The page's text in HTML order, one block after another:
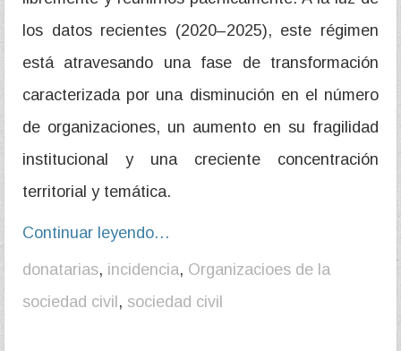
los datos recientes (2020–2025), este régimen
está atravesando una fase de transformación
caracterizada por una disminución en el número
de organizaciones, un aumento en su fragilidad
institucional y una creciente concentración
territorial y temática.
Continuar leyendo…
donatarias, incidencia, Organizacioes de la
sociedad civil, sociedad civil